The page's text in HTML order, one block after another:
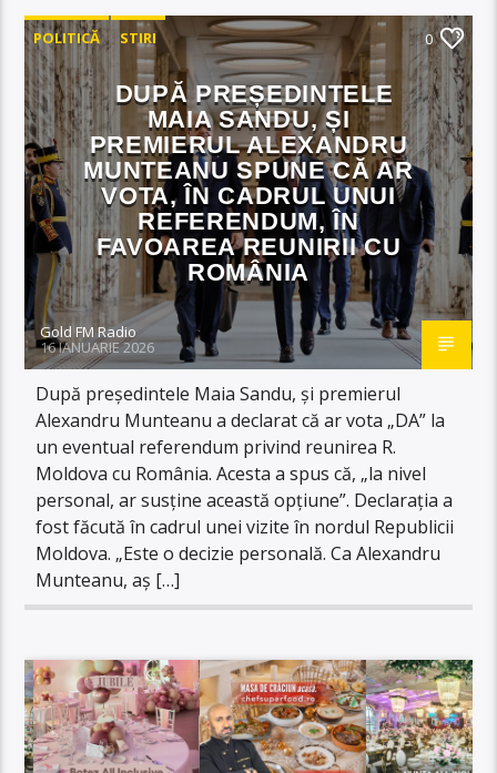
POLITICĂ STIRI 0
DUPĂ PREȘEDINTELE
MAIA SANDU, ȘI
PREMIERUL ALEXANDRU
MUNTEANU SPUNE CĂ AR
VOTA, ÎN CADRUL UNUI
REFERENDUM, ÎN
FAVOAREA REUNIRII CU
ROMÂNIA
Gold FM Radio
16 IANUARIE 2026
După președintele Maia Sandu, și premierul
Alexandru Munteanu a declarat că ar vota „DA” la
un eventual referendum privind reunirea R.
Moldova cu România. Acesta a spus că, „la nivel
personal, ar susține această opțiune”. Declarația a
fost făcută în cadrul unei vizite în nordul Republicii
Moldova. „Este o decizie personală. Ca Alexandru
Munteanu, aș […]